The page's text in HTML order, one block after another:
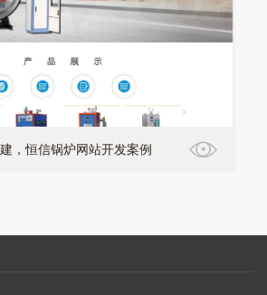
，恒信锅炉网站开发案例